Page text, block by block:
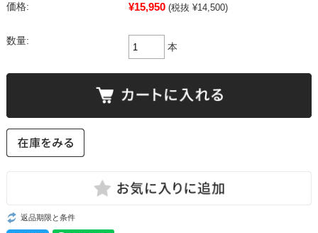
価格: ¥15,950 (税抜 ¥14,500)
数量:
本
返品期限と条件